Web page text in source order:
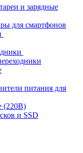
и зарядные
для смартфонов
питания для
(220В)
и SSD